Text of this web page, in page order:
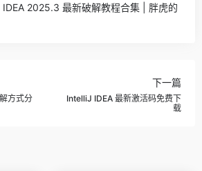
2025.3 最新破解教程合集 | 胖虎的
方式分
下一篇
IntelliJ IDEA 最新激活码免费下
载